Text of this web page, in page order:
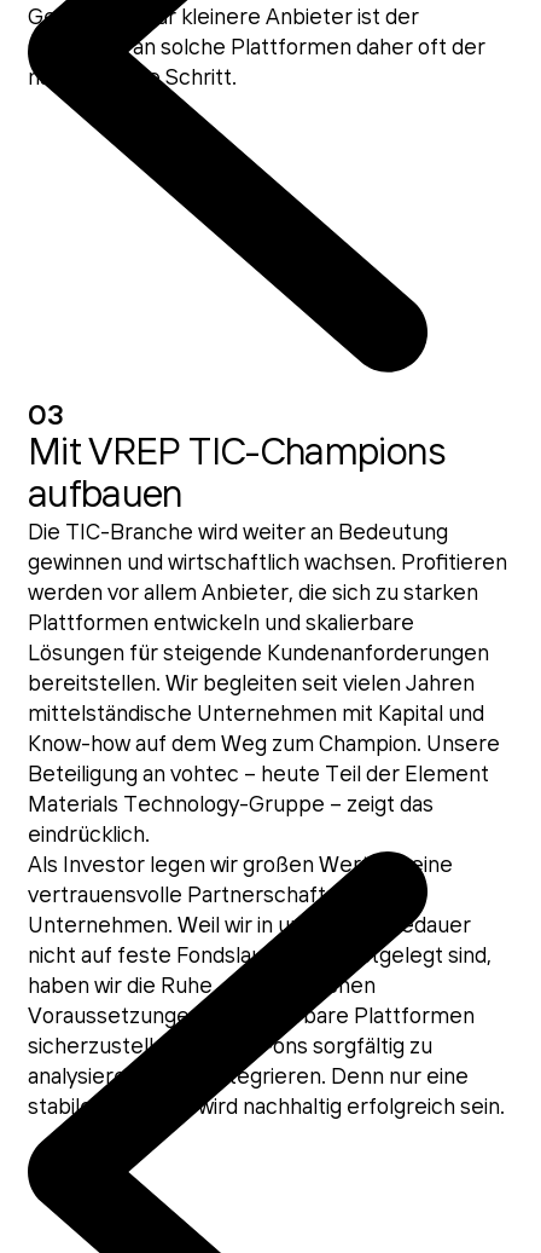
Gewinnern. Für kleinere Anbieter ist der
Anschluss an solche Plattformen daher oft der
naheliegende Schritt.
03
Mit VREP TIC-Champions
aufbauen
Die TIC-Branche wird weiter an Bedeutung
gewinnen und wirtschaftlich wachsen. Profitieren
werden vor allem Anbieter, die sich zu starken
Plattformen entwickeln und skalierbare
Lösungen für steigende Kundenanforderungen
bereitstellen. Wir begleiten seit vielen Jahren
mittelständische Unternehmen mit Kapital und
Know-how auf dem Weg zum Champion. Unsere
Beteiligung an vohtec – heute Teil der Element
Materials Technology-Gruppe – zeigt das
eindrücklich.
Als Investor legen wir großen Wert auf eine
vertrauensvolle Partnerschaft mit den
Unternehmen. Weil wir in unserer Haltedauer
nicht auf feste Fondslaufzeiten festgelegt sind,
haben wir die Ruhe, die organischen
Voraussetzungen für skalierbare Plattformen
sicherzustellen und Add-ons sorgfältig zu
analysieren und zu integrieren. Denn nur eine
stabile Plattform wird nachhaltig erfolgreich sein.